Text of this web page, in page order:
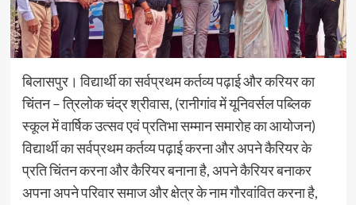
बिलासपुर। विद्यार्थी का सर्वप्रथम कर्तव्य पढ़ाई और करियर का
चिंतन – त्रिलोक चंद्र श्रीवास, (रानीगांव में यूनिवर्सल पब्लिक
स्कूल में वार्षिक उत्सव एवं प्रतिभा सम्मान समारोह का आयोजन)
विद्यार्थी का सर्वप्रथम कर्तव्य पढ़ाई करना और अपने कैरियर के
प्रति चिंतन करना और कैरियर बनाना है, अपने कैरियर बनाकर
अपना अपने परिवार समाज और क्षेत्र के नाम गौरवांवित करना है,